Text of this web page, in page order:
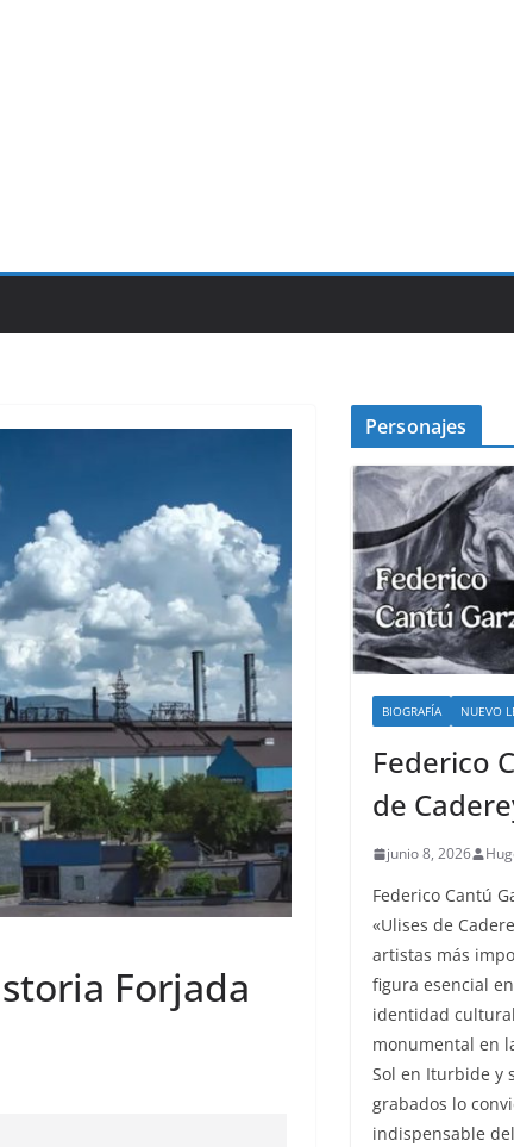
Forjada
Personajes
BIOGRAFÍA NUEVO
Federico
de
junio 8, 2026
Federico Cantú
«Ulises de
artistas más
figura esencial
identidad
monumental en
Sol en Iturbide y
grabados lo
indispensable